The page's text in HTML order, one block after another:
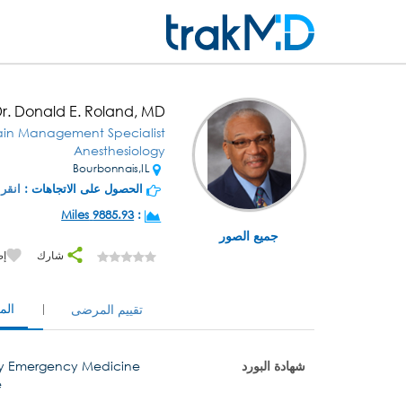
جميع الصور
Donald E. Roland, MD
Management Specialist
Anesthesiology
Bourbonnais,IL
الحصول على الاتجاهات :
:
9885.93 Miles
شارك
تقييم المرضى
شهادة البورد
Emergency Medicine